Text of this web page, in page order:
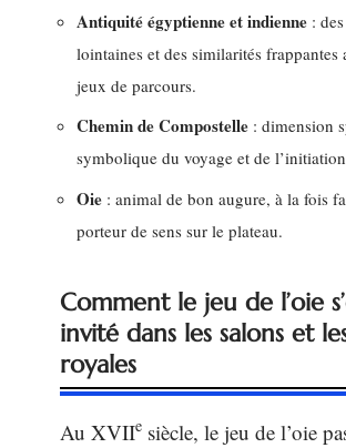
Antiquité égyptienne et indienne :
lointaines et des similarités frappantes
jeux de parcours.
Chemin de Compostelle : dimension
symbolique du voyage et de
Oie : animal de bon augure, à la fois
porteur de sens sur le plateau.
Comment le jeu de l’oie
invité dans les salons et
royales
Au XVIIe siècle, le jeu de l’oie